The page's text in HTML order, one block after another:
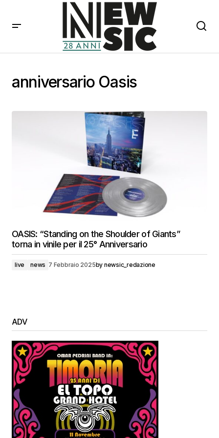
anniversario Oasis
OASIS: “Standing on the Shoulder of Giants”
torna in vinile per il 25° Anniversario
live news 7 Febbraio 2025by newsic_redazione
ADV